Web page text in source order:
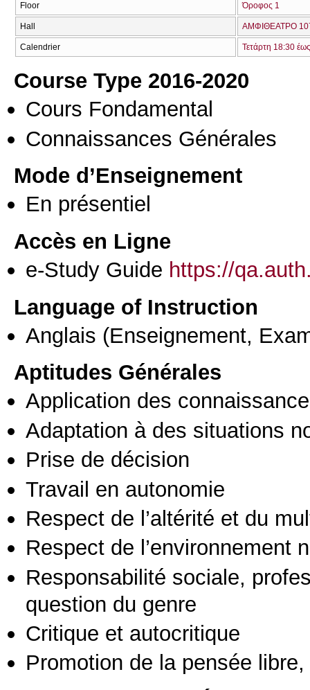
Floor Όροφος 1
Hall ΑΜΦΙΘΕΑΤΡΟ
Calendrier Τετάρτη 18:30
Course Type 2016-2020
Cours Fondamental
Connaissances Générales
Mode d’Enseignement
En présentiel
Accès en Ligne
e-Study Guide https://
Language of Instruction
Anglais (Enseignement,
Aptitudes Générales
Application des
Adaptation à des situations
Prise de décision
Travail en autonomie
Respect de l’altérité et du
Respect de l’environnement
Responsabilité sociale,
question du genre
Critique et autocritique
Promotion de la pensée